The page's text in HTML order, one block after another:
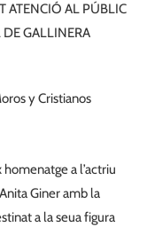
ATENCIÓ AL PÚBLIC
GALLINERA
y Cristianos
a l’actriu
Giner amb la
a la seua figura